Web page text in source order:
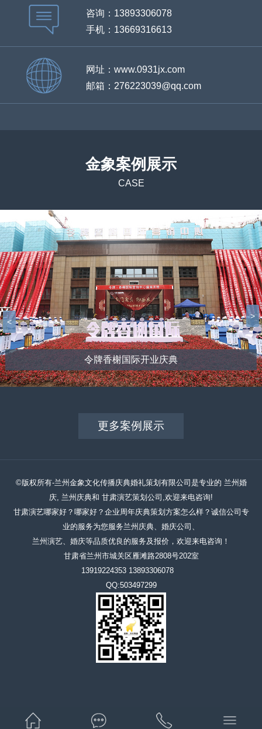
咨询：13893306078
手机：13669316613
网址：www.0931jx.com
邮箱：276223039@qq.com
金象案例展示
CASE
令牌香榭国际开业庆典
<
>
更多案例展示
©版权所有-兰州金象文化传播庆典婚礼策划有限公司是专业的 兰州婚
庆, 兰州庆典和 甘肃演艺策划公司,欢迎来电咨询!
甘肃演艺哪家好？哪家好？企业周年庆典策划方案怎么样？诚信公司专
业的服务为您服务兰州庆典、婚庆公司、
兰州演艺、婚庆等品质优良的服务及报价，欢迎来电咨询！
甘肃省兰州市城关区雁滩路2808号202室
13919224353 13893306078
QQ:503497299